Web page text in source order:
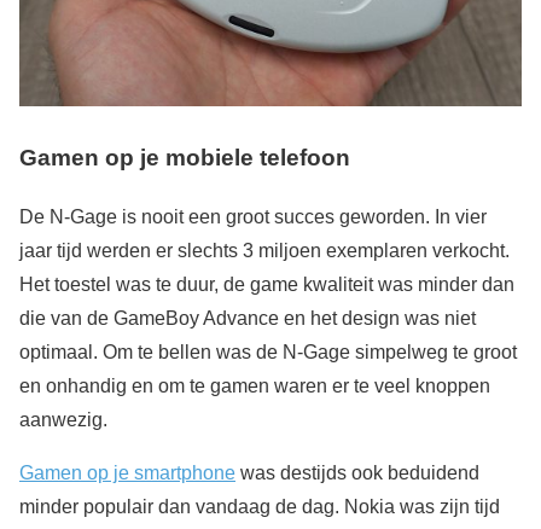
Gamen op je mobiele telefoon
De N-Gage is nooit een groot succes geworden. In vier
jaar tijd werden er slechts 3 miljoen exemplaren verkocht.
Het toestel was te duur, de game kwaliteit was minder dan
die van de GameBoy Advance en het design was niet
optimaal. Om te bellen was de N-Gage simpelweg te groot
en onhandig en om te gamen waren er te veel knoppen
aanwezig.
Gamen op je smartphone was destijds ook beduidend
minder populair dan vandaag de dag. Nokia was zijn tijd